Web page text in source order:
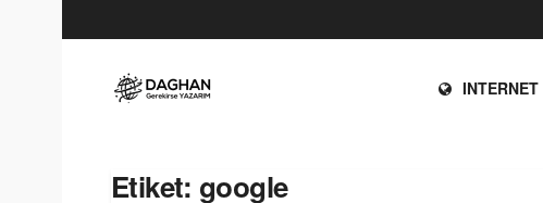
INTERNET
Etiket: google